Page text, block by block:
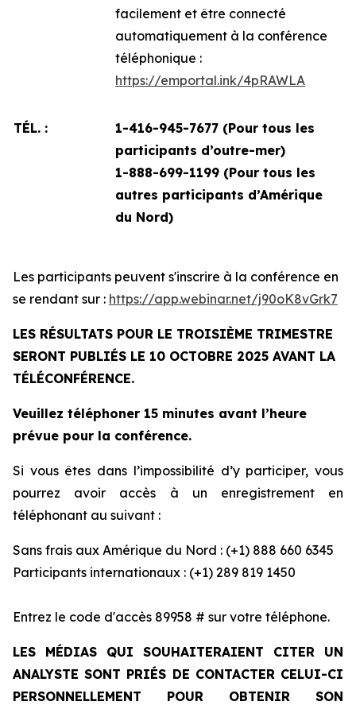
facilement et être connecté
automatiquement à la conférence
téléphonique :
https://emportal.ink/4pRAWLA
TÉL. :
1-416-945-7677 (Pour tous les
participants d’outre-mer)
1-888-699-1199 (Pour tous les
autres participants d’Amérique
du Nord)
Les participants peuvent s'inscrire à la conférence en
se rendant sur : https://app.webinar.net/j90oK8vGrk7
LES RÉSULTATS POUR LE TROISIÈME TRIMESTRE
SERONT PUBLIÉS LE 10 OCTOBRE 2025 AVANT LA
TÉLÉCONFÉRENCE.
Veuillez téléphoner 15 minutes avant l’heure
prévue pour la conférence.
Si vous êtes dans l’impossibilité d’y participer, vous
pourrez avoir accès à un enregistrement en
téléphonant au suivant :
Sans frais aux Amérique du Nord : (+1) 888 660 6345
Participants internationaux : (+1) 289 819 1450
Entrez le code d'accès 89958 # sur votre téléphone.
LES MÉDIAS QUI SOUHAITERAIENT CITER UN
ANALYSTE SONT PRIÉS DE CONTACTER CELUI-CI
PERSONNELLEMENT POUR OBTENIR SON